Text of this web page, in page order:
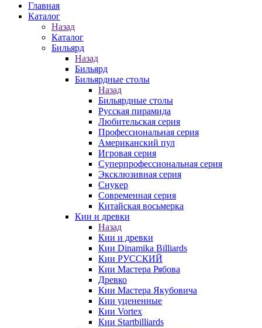
Главная
Каталог
Назад
Каталог
Бильярд
Назад
Бильярд
Бильярдные столы
Назад
Бильярдные столы
Русская пирамида
Любительская серия
Профессиональная серия
Американский пул
Игровая серия
Суперпрофессиональная серия
Эксклюзивная серия
Снукер
Современная серия
Китайская восьмерка
Кии и древки
Назад
Кии и древки
Кии Dinamika Billiards
Кии РУССКИЙ
Кии Мастера Рябова
Древко
Кии Мастера Якубовича
Кии уцененные
Кии Vortex
Кии Startbilliards